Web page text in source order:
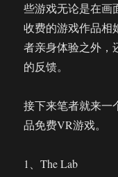
些游戏无论是在画
收费的游戏作品相
者亲身体验之外，
的反馈。
接下来笔者就来一
品免费VR游戏。
1、The Lab